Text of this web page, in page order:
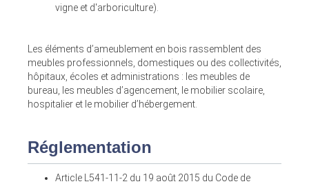
vigne et d'arboriculture).
Les éléments d’ameublement en bois rassemblent des
meubles professionnels, domestiques ou des collectivités,
hôpitaux, écoles et administrations : les meubles de
bureau, les meubles d’agencement, le mobilier scolaire,
hospitalier et le mobilier d’hébergement.
Réglementation
Article L541-11-2 du 19 août 2015 du Code de